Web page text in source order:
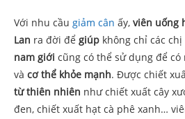
Với nhu cầu giảm cân ấy, viên uống
Lan ra đời để giúp không chỉ các chị
nam giới cũng có thể sử dụng để có
và cơ thể khỏe mạnh. Được chiết
từ thiên nhiên như chiết xuất cây
đen, chiết xuất hạt cà phê xanh…